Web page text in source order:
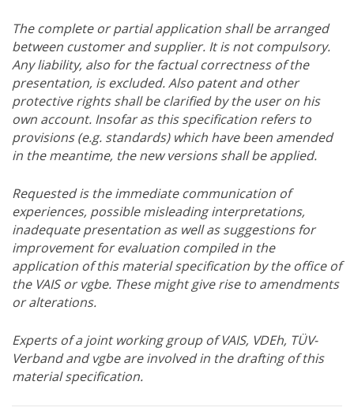
The complete or partial application shall be arranged
between customer and supplier. It is not compulsory.
Any liability, also for the factual correctness of the
presentation, is excluded. Also patent and other
protective rights shall be clarified by the user on his
own account. Insofar as this specification refers to
provisions (e.g. standards) which have been amended
in the meantime, the new versions shall be applied.
Requested is the immediate communication of
experiences, possible misleading interpretations,
inadequate presentation as well as suggestions for
improvement for evaluation compiled in the
application of this material specification by the office of
the VAIS or vgbe. These might give rise to amendments
or alterations.
Experts of a joint working group of VAIS, VDEh, TÜV-
Verband and vgbe are involved in the drafting of this
material specification.